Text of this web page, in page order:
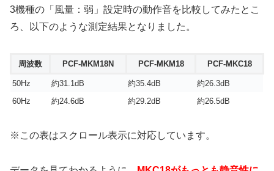
3機種の「風量：弱」設定時の動作音を比較してみたとこ
ろ、以下のような測定結果となりました。
周波数 PCF-MKM18N PCF-MKM18 PCF-MKC18
50Hz 約31.1dB 約35.4dB
約26.3dB
60Hz
約24.6dB 約29.2dB 約26.5dB
※この表はスクロール表示に対応しています。